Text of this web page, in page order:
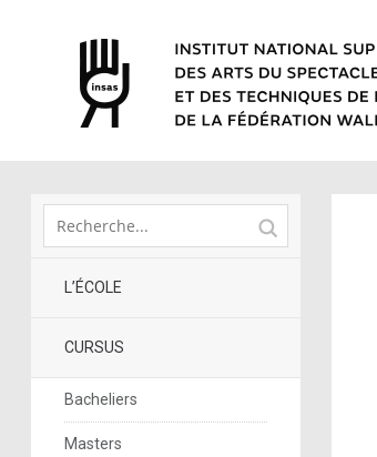
L’ÉCOLE
CURSUS
Bacheliers
Masters